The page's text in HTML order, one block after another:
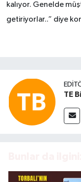
kalıyor. Genelde
getiriyorlar..” diye
TE